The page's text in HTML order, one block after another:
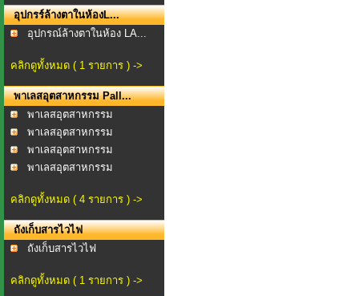
อุปกรร์ล้างตาในห้องL...
อุปกรณ์ล้างตาในห้อง LA...
คลิกดูทั้งหมด ( 1 รายการ ) ->
พาเลสอุตสาหกรรม Pall...
พาเลสอุตสาหกรรม
พาเลสอุตสาหกรรม
Oneway...
พาเลสอุตสาหกรรม
Oneway...
พาเลสอุตสาหกรรม
คลิกดูทั้งหมด ( 4 รายการ ) ->
ถังเก็บสารไวไฟ
ถังเก็บสารไวไฟ
คลิกดูทั้งหมด ( 1 รายการ ) ->